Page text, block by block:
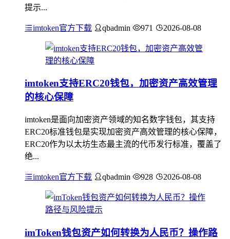
提示...
imtoken官方下载 qbadmin 971 2026-08-08
imtoken支持ERC20钱包，加密资产高效管理
的核心保障
imtoken是面向加密资产领域的知名数字钱包，其支持
ERC20标准钱包是实现加密资产高效管理的核心保障，
ERC20作为以太坊生态最主流的代币发行标准，覆盖了
绝...
imtoken官方下载 qbadmin 928 2026-08-08
imToken钱包资产如何转换为人民币？操作路